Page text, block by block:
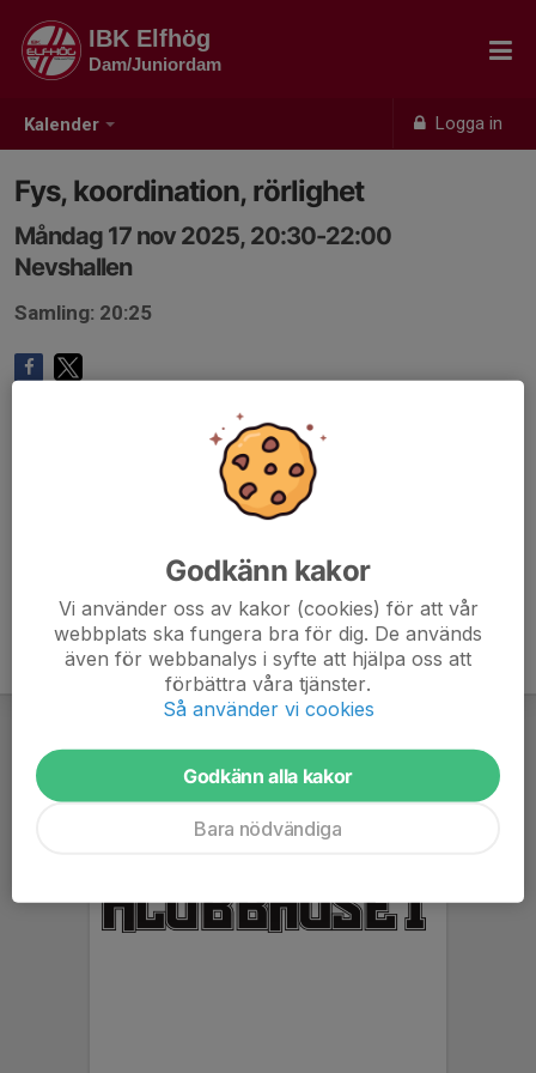
Kalender Logga in
IBK Elfhög
Dam/Juniordam
Fys, koordination, rörlighet
Måndag 17 nov 2025, 20:30-22:00
Nevshallen
Samling: 20:25
Godkänn kakor
Vi använder oss av kakor (cookies) för att vår
webbplats ska fungera bra för dig. De används
även för webbanalys i syfte att hjälpa oss att
förbättra våra tjänster.
Så använder vi cookies
Godkänn alla kakor
Bara nödvändiga